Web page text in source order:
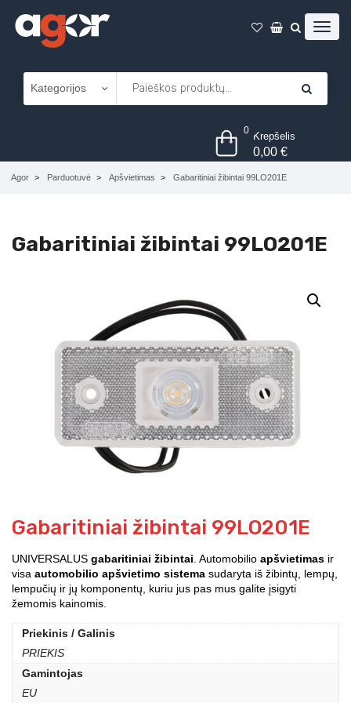
0 Krepšelis
0,00€
Agor Parduotuvė Apšvietimas Gabaritiniai žibintai 99LO201E
Gabaritiniai žibintai 99LO201E
Gabaritiniai žibintai 99LO201E
UNIVERSALUS gabaritiniai žibintai . Automobilio apšvietimas ir
visa automobilio apšvietimo sistema sudaryta iš žibintų, lempų,
lempučių ir jų komponentų, kuriu jus pas mus galite įsigyti
žemomis kainomis.
Priekinis / Galinis
PRIEKIS
Gamintojas
EU